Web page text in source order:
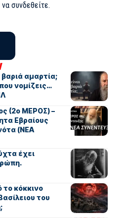
να συνδεθείτε.
βαριά αμαρτία;
νομίζεις…
(2ο ΜΕΡΟΣ) –
Εβραίους
(ΝΕΑ
έχει
το κόκκινο
του